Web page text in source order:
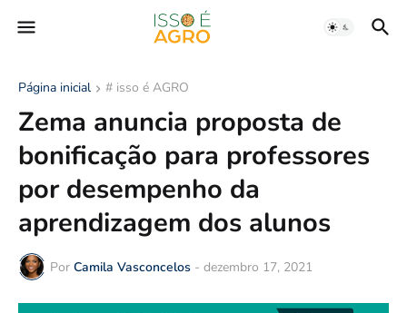
Página inicial # isso é AGRO
Zema anuncia proposta de
bonificação para professores
por desempenho da
aprendizagem dos alunos
Por Camila Vasconcelos - dezembro 17, 2021